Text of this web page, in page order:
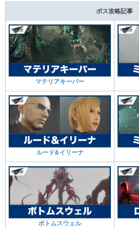
ボス攻略記事
マテリアキーパー
ルード&イリーナ
ボトムスウェル